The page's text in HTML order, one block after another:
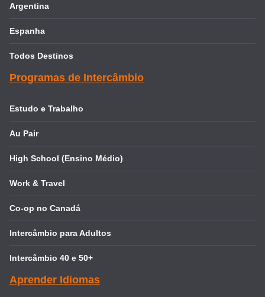
Argentina
Espanha
Todos Destinos
Programas de Intercâmbio
Estudo e Trabalho
Au Pair
High School (Ensino Médio)
Work & Travel
Co-op no Canadá
Intercâmbio para Adultos
Intercâmbio 40 e 50+
Aprender Idiomas